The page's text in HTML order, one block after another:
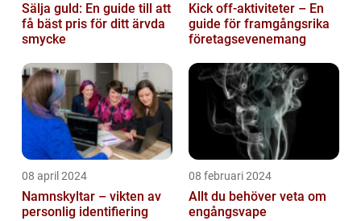
Sälja guld: En guide till att
få bäst pris för ditt ärvda
smycke
Kick off-aktiviteter – En
guide för framgångsrika
företagsevenemang
08 april 2024
Namnskyltar – vikten av
personlig identifiering
08 februari 2024
Allt du behöver veta om
engångsvape